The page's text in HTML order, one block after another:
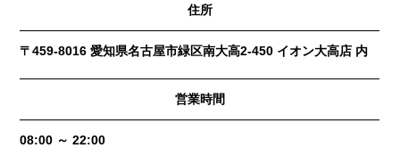
住所
〒459-8016 愛知県名古屋市緑区南大高2-450 イオン大高店 内
営業時間
08:00 ～ 22:00